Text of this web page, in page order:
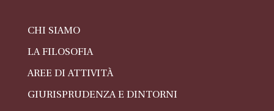
CHI SIAMO
LA FILOSOFIA
AREE DI ATTIVITÀ
GIURISPRUDENZA E DINTORNI